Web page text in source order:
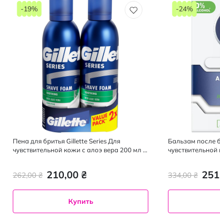
Пена для бритья Gillette Series Для
чувствительной кожи с алоэ вера 200 мл +
210,00 ₴
262,00 ₴
-19%
Купить
Бальзам после
334,00 ₴
-24%